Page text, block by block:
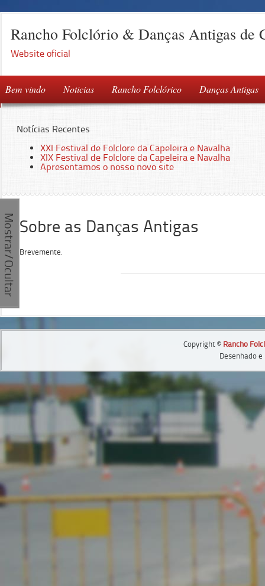
Mostrar/Ocultar
Rancho Folclório & Danças Antigas de
Website oficial
Bem vindo Noticias Rancho Folclórico Danças Antigas
Notícias Recentes
XXI Festival de Folclore da Capeleira e Navalha
XIX Festival de Folclore da Capeleira e Navalha
Apresentamos o nosso novo site
Sobre as Danças Antigas
Brevemente.
Copyright © Rancho
Desenhado